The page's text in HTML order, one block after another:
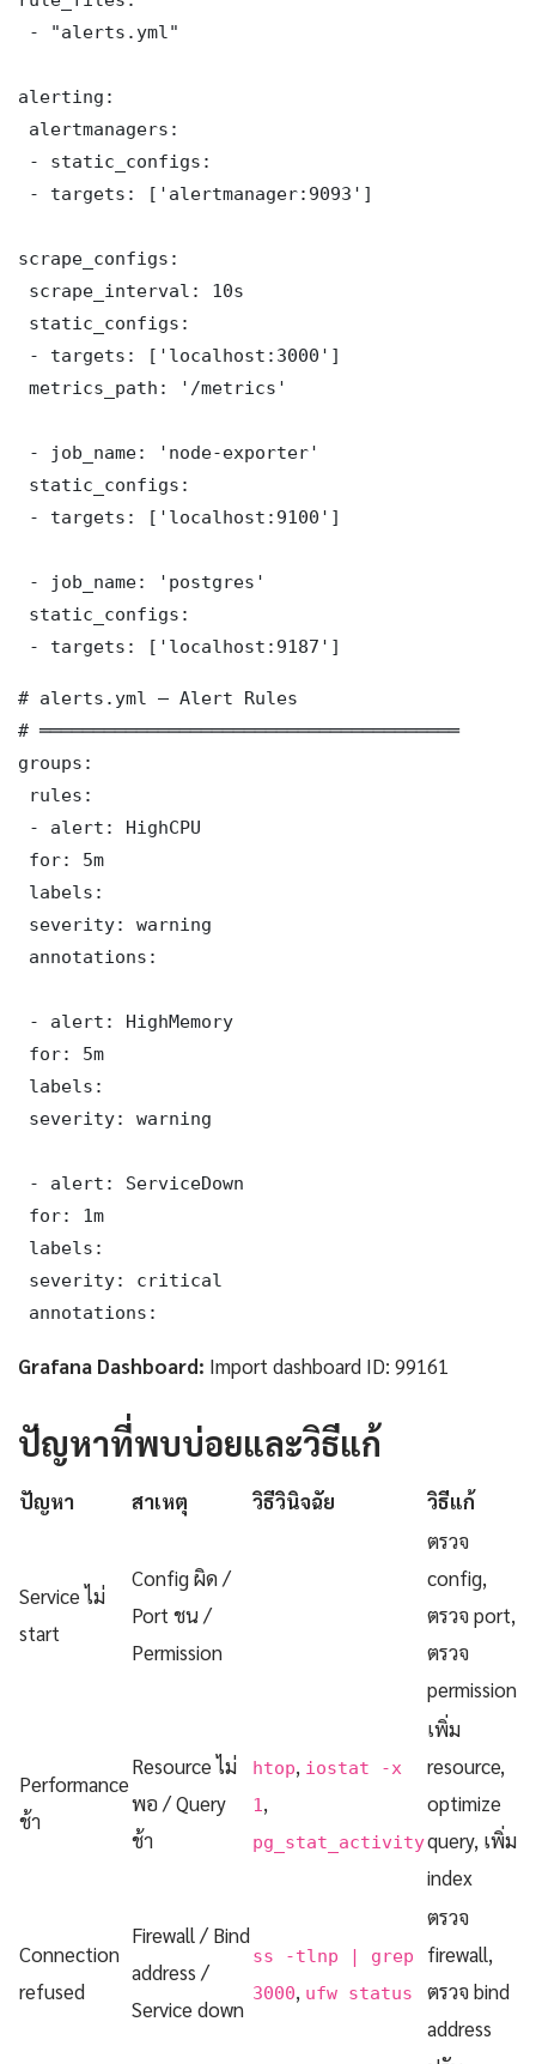
- "alerts.yml"
alerting:
alertmanagers:
- static_configs:
- targets: ['alertmanager:9093']
scrape_configs:
scrape_interval: 10s
static_configs:
- targets: ['localhost:3000']
metrics_path: '/metrics'
- job_name: 'node-exporter'
static_configs:
- targets: ['localhost:9100']
- job_name: 'postgres'
static_configs:
- targets: ['localhost:9187']
# alerts.yml — Alert Rules
# ═══════════════════════════════════════
groups:
rules:
- alert: HighCPU
for: 5m
labels:
severity: warning
annotations:
- alert: HighMemory
for: 5m
labels:
severity: warning
- alert: ServiceDown
for: 1m
labels:
severity: critical
annotations:
Grafana Dashboard: Import dashboard ID: 99161
ปัญหาที่พบบ่อยและวิธีแก้
ปัญหา สาเหตุ วิธีวินิจฉัย วิธีแก้
Service ไม่
start
Config ผิด /
Port ชน /
Permission
ตรวจ
config,
ตรวจ port,
ตรวจ
permission
Performance
ช้า
Resource ไม่
พอ / Query
ช้า
htop, iostat -x
1 ,
pg_stat_activity
เพิ่ม
resource,
optimize
query, เพิ่ม
index
Connection
refused
Firewall / Bind
address /
Service down
ss -tlnp | grep
3000, ufw status
ตรวจ
firewall,
ตรวจ bind
address